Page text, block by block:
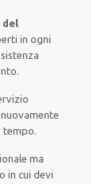
del
in ogni
.
tempo.
ma
in cuidevi